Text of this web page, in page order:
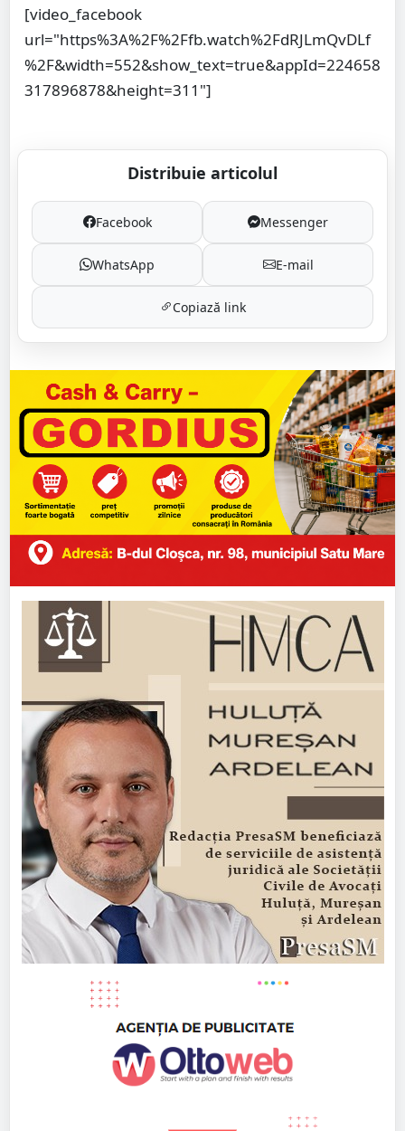
[video_facebook
url="https%3A%2F%2Ffb.watch%2FdRJLmQvDLf
%2F&width=552&show_text=true&appId=224658
317896878&height=311"]
Distribuie articolul
Facebook Messenger
WhatsApp E-mail
Copiază link